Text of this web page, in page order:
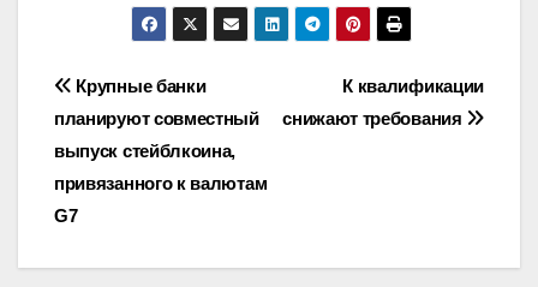
Навигация
по
записям
К квалификации
снижают требования
Крупные банки
планируют совместный
выпуск стейблкоина,
привязанного к валютам
G7